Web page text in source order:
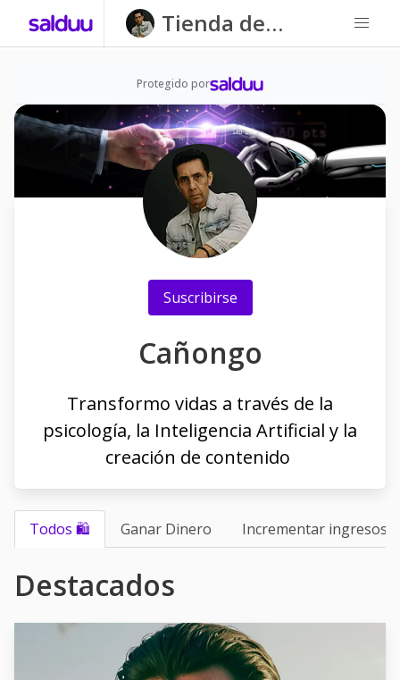
Tienda de
Cañongo
Protegido por
Suscribirse
Cañongo
Transformo vidas a través de la
psicología, la Inteligencia Artificial y la
creación de contenido
Todos 🛍 Ganar Dinero Incrementar ingresos
Destacados